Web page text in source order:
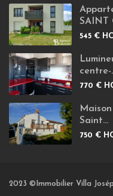
SAINT
545 €
centre-
770 €
Saint...
750 €
2023 ©Immobilier Villa